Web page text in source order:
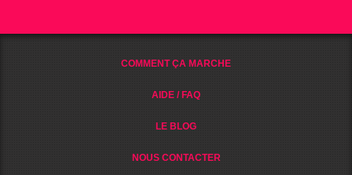
COMMENT ÇA MARCHE
AIDE / FAQ
LE BLOG
NOUS CONTACTER